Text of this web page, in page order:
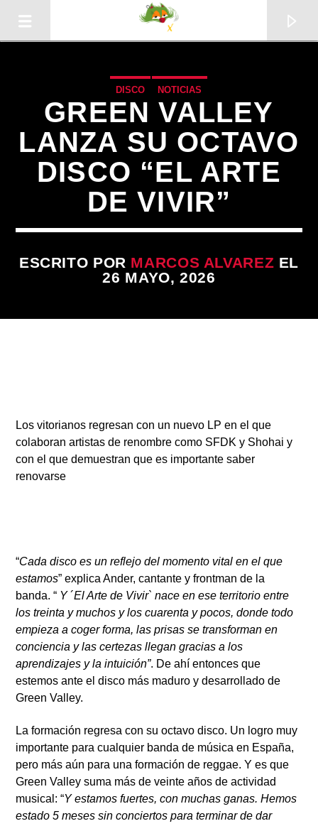
CANCIÓN ACTUAL
DISCO NOTICIAS
GREEN VALLEY
LANZA SU OCTAVO
DISCO “EL ARTE
DE VIVIR”
ESCRITO POR MARCOS ALVAREZ EL
26 MAYO, 2026
Los vitorianos regresan con un nuevo LP en el que
colaboran artistas de renombre como SFDK y Shohai y
con el que demuestran que es importante saber
renovarse
“Cada disco es un reflejo del momento vital en el que
estamos” explica Ander, cantante y frontman de la
banda. “ Y´El Arte de Vivir` nace en ese territorio entre
los treinta y muchos y los cuarenta y pocos, donde todo
empieza a coger forma, las prisas se transforman en
conciencia y las certezas llegan gracias a los
aprendizajes y la intuición”. De ahí entonces que
estemos ante el disco más maduro y desarrollado de
Green Valley.
La formación regresa con su octavo disco. Un logro muy
importante para cualquier banda de música en España,
pero más aún para una formación de reggae. Y es que
Green Valley suma más de veinte años de actividad
musical: “Y estamos fuertes, con muchas ganas. Hemos
estado 5 meses sin conciertos para terminar de dar